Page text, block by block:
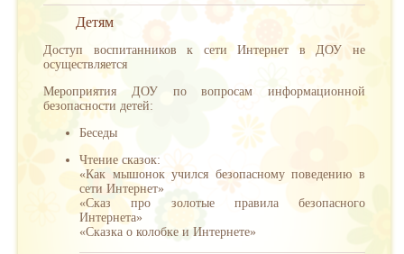
Детям
Доступ воспитанников к сети Интернет в ДОУ не
осуществляется
Мероприятия ДОУ по вопросам информационной
безопасности детей:
Беседы
Чтение сказок:
«Как мышонок учился безопасному поведению в
сети Интернет»
«Сказ про золотые правила безопасного
Интернета»
«Сказка о колобке и Интернете»